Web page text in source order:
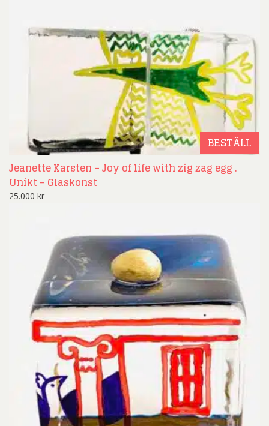
BESTÄLL
Jeanette Karsten – Joy of life with zig zag egg .
Unikt – Glaskonst
25.000 kr